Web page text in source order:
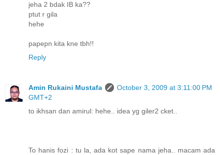
jeha 2 bdak IB ka??
ptut r gila
hehe
papepn kita kne tbh!!
Reply
Amin Rukaini Mustafa
October 3, 2009 at 3:11:00 PM
GMT+2
to ikhsan dan amirul: hehe.. idea yg giler2 cket..
To hanis fozi : tu la, ada kot sape nama jeha.. macam ada